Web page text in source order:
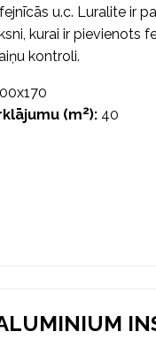
u.c. Luralite ir
kurai ir pievienots
kontroli.
(m2): 40